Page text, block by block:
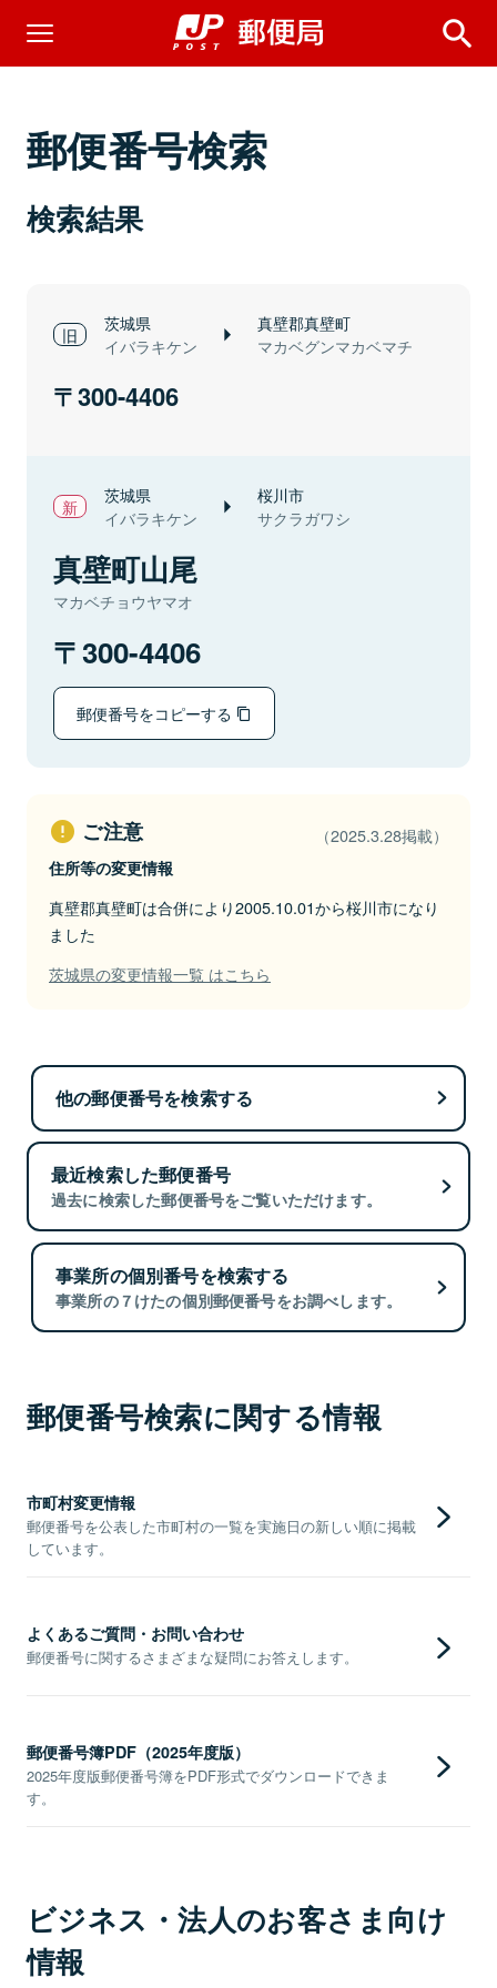
郵便番号検索
検索結果
茨城県
イバラキケン
真壁郡真壁町
マカベグンマカベマチ
300-4406
茨城県
イバラキケン
桜川市
サクラガワシ
真壁町山尾
マカベチョウヤマオ
300-4406
郵便番号をコピーする
ご注意 （2025.3.28掲載）
住所等の変更情報
真壁郡真壁町は合併により2005.10.01から桜川市になり
ました
茨城県の変更情報一覧 はこちら
他の郵便番号を検索する
最近検索した郵便番号
過去に検索した郵便番号をご覧いただけます。
事業所の個別番号を検索する
事業所の７けたの個別郵便番号をお調べします。
郵便番号検索に関する情報
市町村変更情報
郵便番号を公表した市町村の一覧を実施日の新しい順に掲載
しています。
よくあるご質問・お問い合わせ
郵便番号に関するさまざまな疑問にお答えします。
郵便番号簿PDF（2025年度版）
2025年度版郵便番号簿をPDF形式でダウンロードできま
す。
ビジネス・法人のお客さま向け
情報